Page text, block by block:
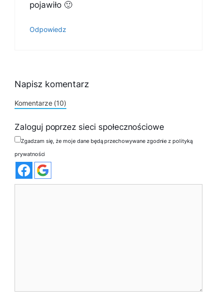
pojawiło 🙂
Odpowiedz
Napisz komentarz
Komentarze (10)
Zaloguj poprzez sieci społecznościowe
Zgadzam się, że moje dane będą przechowywane zgodnie z polityką
prywatności